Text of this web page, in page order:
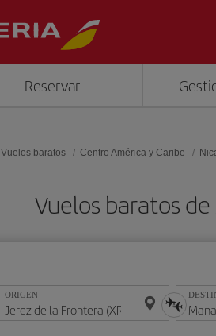
Reservar
Vuelos baratos Centro América y Caribe
Vuelos baratos
ORIGEN